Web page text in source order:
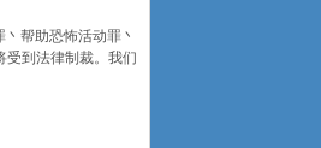
帮助恐怖活动罪丶
受到法律制裁。我们